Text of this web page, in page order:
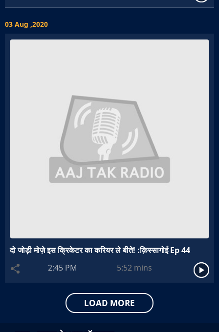
03 Aug ,2020
दो जोड़ी मोज़े इस क्रिकेटर का करियर ले बीते! :क़िस्सागोई Ep 44
2:45 PM
5:52 mins
LOAD MORE